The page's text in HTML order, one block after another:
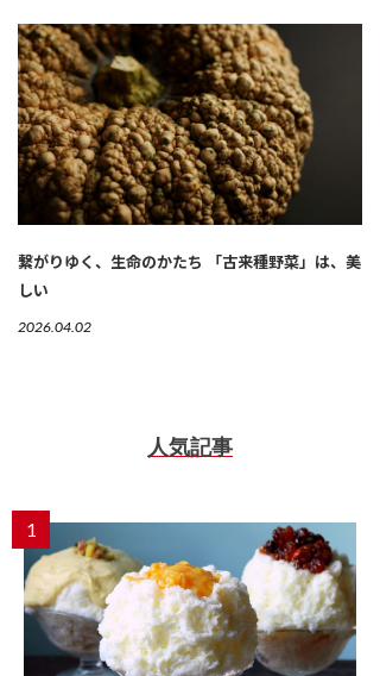
繋がりゆく、生命のかたち 「古来種野菜」は、美
しい
2026.04.02
人気記事
1